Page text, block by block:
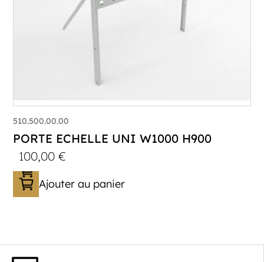
510.500.00.00
PORTE ECHELLE UNI W1000 H900
100,00€
Ajouter au panier